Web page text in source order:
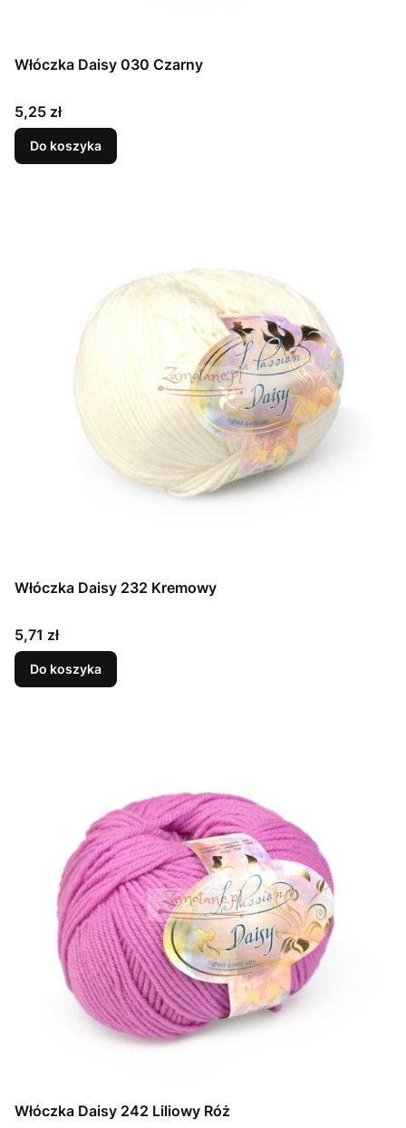
Włóczka Daisy 030 Czarny
Cena
5,25 zł
Do koszyka
Włóczka Daisy 232 Kremowy
Cena
5,71 zł
Do koszyka
Włóczka Daisy 242 Liliowy Róż